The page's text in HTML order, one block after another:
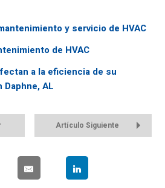
y servicio de HVAC
de HVAC
a la eficiencia de su
Daphne, AL
Artículo Siguiente